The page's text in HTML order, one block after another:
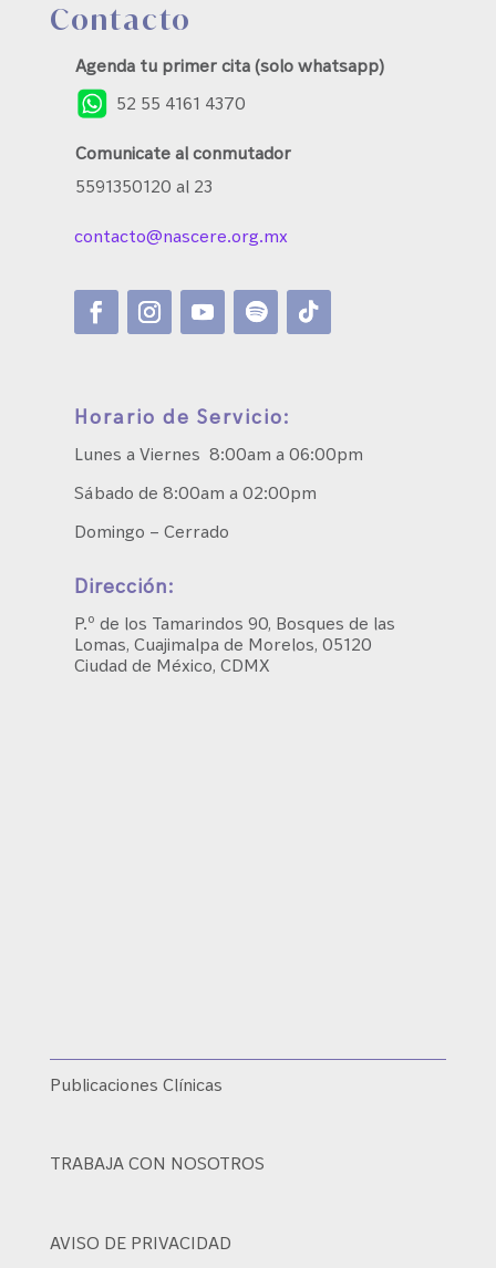
Contacto
Agenda tu primer cita (solo whatsapp)
52 55 4161 4370
Comunicate al conmutador
5591350120 al 23
contacto@nascere.org.mx
Horario de Servicio:
Lunes a Viernes 8:00am a 06:00pm
Sábado de 8:00am a 02:00pm
Domingo – Cerrado
Dirección:
P.º de los Tamarindos 90, Bosques de las
Lomas, Cuajimalpa de Morelos, 05120
Ciudad de México, CDMX
Publicaciones Clínicas
TRABAJA CON NOSOTROS
AVISO DE PRIVACIDAD